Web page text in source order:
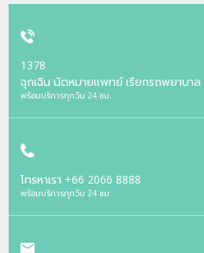
1378
ฉุกเฉิน นัดหมายแพทย์ เรียกรถพยาบาล
พร้อมบริการทุกวัน 24 ชม.
โทรหาเรา +66 2066 8888
พร้อมบริการทุกวัน 24 ชม.